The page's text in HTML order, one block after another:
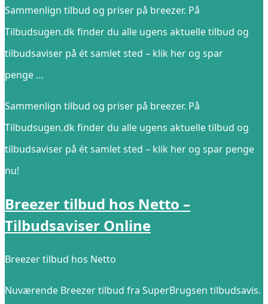
Sammenlign tilbud og priser på breezer. På
Tilbudsugen.dk finder du alle ugens aktuelle tilbud og
tilbudsaviser på ét samlet sted – klik her og spar
penge …
Sammenlign tilbud og priser på breezer. På
Tilbudsugen.dk finder du alle ugens aktuelle tilbud og
tilbudsaviser på ét samlet sted – klik her og spar penge
nu!
Breezer tilbud hos Netto –
Tilbudsaviser Online
Breezer tilbud hos Netto
Nuværende Breezer tilbud fra SuperBrugsen tilbudsavis.